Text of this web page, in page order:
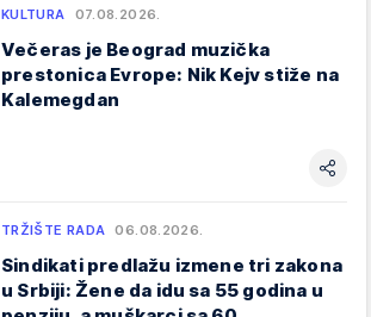
KULTURA 07.08.2026.
Večeras je Beograd muzička
prestonica Evrope: Nik Kejv stiže na
Kalemegdan
TRŽIŠTE RADA 06.08.2026.
Sindikati predlažu izmene tri zakona
u Srbiji: Žene da idu sa 55 godina u